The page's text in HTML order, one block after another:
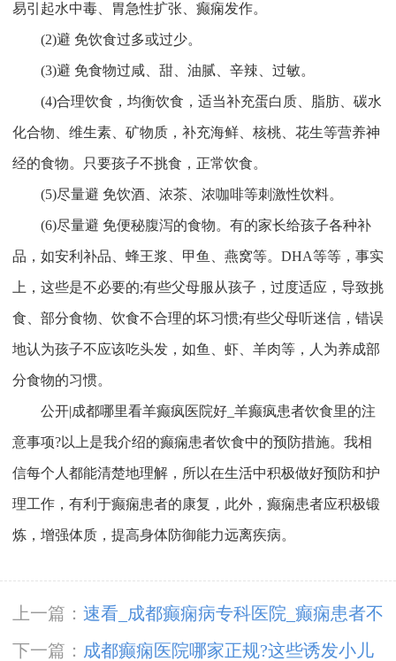
易引起水中毒、胃急性扩张、癫痫发作。
(2)避 免饮食过多或过少。
(3)避 免食物过咸、甜、油腻、辛辣、过敏。
(4)合理饮食，均衡饮食，适当补充蛋白质、脂肪、碳水
化合物、维生素、矿物质，补充海鲜、核桃、花生等营养神
经的食物。只要孩子不挑食，正常饮食。
(5)尽量避 免饮酒、浓茶、浓咖啡等刺激性饮料。
(6)尽量避 免便秘腹泻的食物。有的家长给孩子各种补
品，如安利补品、蜂王浆、甲鱼、燕窝等。DHA等等，事实
上，这些是不必要的;有些父母服从孩子，过度适应，导致挑
食、部分食物、饮食不合理的坏习惯;有些父母听迷信，错误
地认为孩子不应该吃头发，如鱼、虾、羊肉等，人为养成部
分食物的习惯。
公开|成都哪里看羊癫疯医院好_羊癫疯患者饮食里的注
意事项?以上是我介绍的癫痫患者饮食中的预防措施。我相
信每个人都能清楚地理解，所以在生活中积极做好预防和护
理工作，有利于癫痫患者的康复，此外，癫痫患者应积极锻
炼，增强体质，提高身体防御能力远离疾病。
上一篇： 速看_成都癫痫病专科医院_癫痫患者不
能吃什么哪些食物?
下一篇： 成都癫痫医院哪家正规?这些诱发小儿